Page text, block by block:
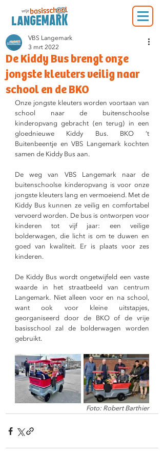
De Kiddy Bus brengt onze
jongste kleuters veilig naar
school en de BKO
VBS Langemark
3 mrt 2022
Onze jongste kleuters worden voortaan van
school naar de buitenschoolse
kinderopvang gebracht (en terug) in een
gloednieuwe Kiddy Bus. BKO ’t
Buitenbeentje en VBS Langemark kochten
samen de Kiddy Bus aan.
De weg van VBS Langemark naar de
buitenschoolse kinderopvang is voor onze
jongste kleuters lang en vermoeiend. Met de
Kiddy Bus kunnen ze veilig en comfortabel
vervoerd worden. De bus is ontworpen voor
kinderen tot vijf jaar: een veilige
bolderwagen, die licht is om te duwen en
goed van kwaliteit. Er is plaats voor zes
kinderen.
De Kiddy Bus wordt ongetwijfeld een vaste
waarde in het straatbeeld van centrum
Langemark. Niet alleen voor en na school,
want ook voor kleine uitstapjes,
georganiseerd door de BKO of de vrije
basisschool zal de bolderwagen worden
gebruikt.
Foto: Robert Barthier